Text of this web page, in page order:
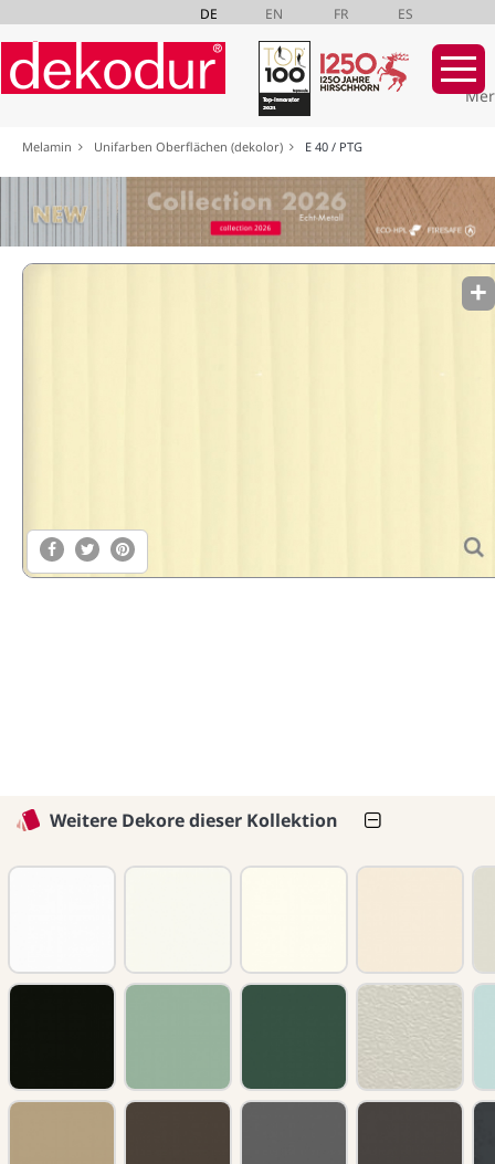
DE EN FR ES
Navigation
überspringen
Melamin Unifarben Oberflächen (dekolor) E 40 / PTG
Weitere Dekore dieser Kollektion